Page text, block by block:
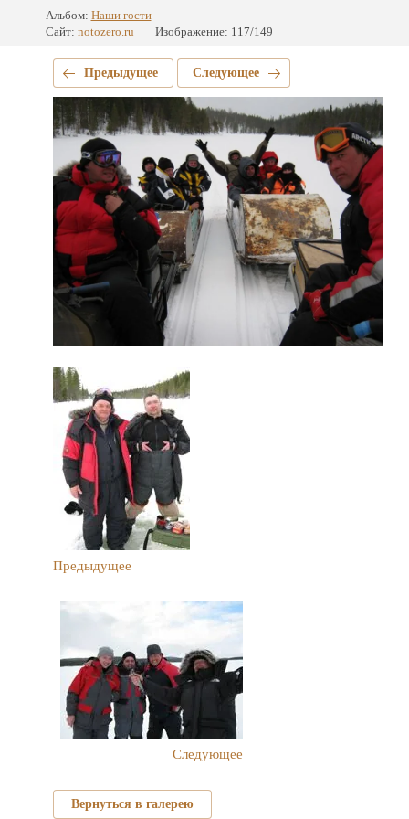
Альбом: Наши гости
Сайт: notozero.ru Изображение: 117/149
Предыдущее Следующее
Предыдущее
Следующее
Вернуться в галерею